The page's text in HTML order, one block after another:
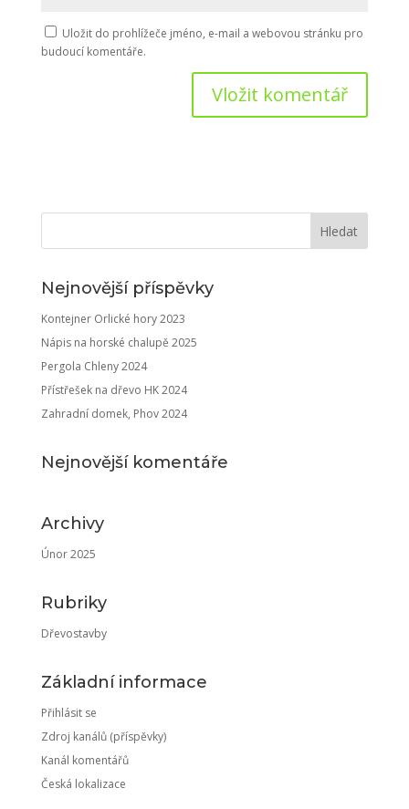
Uložit do prohlížeče jméno, e-mail a webovou stránku pro
budoucí komentáře.
Nejnovější příspěvky
Kontejner Orlické hory 2023
Nápis na horské chalupě 2025
Pergola Chleny 2024
Přístřešek na dřevo HK 2024
Zahradní domek, Phov 2024
Nejnovější komentáře
Archivy
Únor 2025
Rubriky
Dřevostavby
Základní informace
Přihlásit se
Zdroj kanálů (příspěvky)
Kanál komentářů
Česká lokalizace